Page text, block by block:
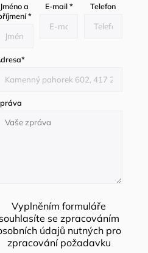
Jméno a
*
E-mail* Telefon
*
Vyplněním formuláře
souhlasíte se zpracováním
údajů nutných pro
zpracování požadavku